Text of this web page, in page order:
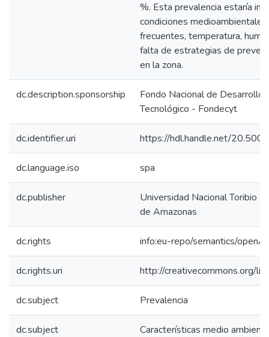
%. Esta prevalencia estaría
condiciones
frecuentes, temperatura,
falta de estrategias de
en la zona.
dc.description.sponsorship
Fondo Nacional de Desarrollo
Tecnológico - Fondecyt
dc.identifier.uri https://hdl.handle.net/
dc.language.iso spa
dc.publisher
Universidad Nacional Toribio
de Amazonas
dc.rights info:eu-repo/semantics/
dc.rights.uri http://creativecommons.org/
dc.subject Prevalencia
dc.subject Características medio